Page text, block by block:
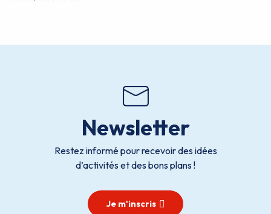
Newsletter
Restez informé pour recevoir des idées
d’activités et des bons plans !
Je m'inscris